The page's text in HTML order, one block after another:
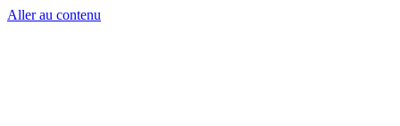
Aller au contenu